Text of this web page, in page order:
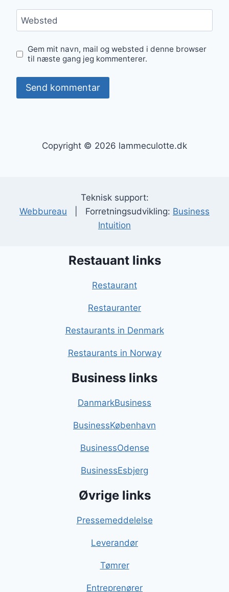
Websted
Gem mit navn, mail og websted i denne browser
til næste gang jeg kommenterer.
Copyright © 2026 lammeculotte.dk
Teknisk support:
Webbureau | Forretningsudvikling: Business
Intuition
Restauant links
Restaurant
Restauranter
Restaurants in Denmark
Restaurants in Norway
Business links
DanmarkBusiness
BusinessKøbenhavn
BusinessOdense
BusinessEsbjerg
Øvrige links
Pressemeddelelse
Leverandør
Tømrer
Entreprenører